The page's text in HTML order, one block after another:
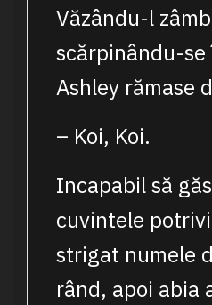
Văzându-l
scărpinându-se
Ashley rămase
– Koi, Koi.
Incapabil să
cuvintele
strigat numele
rând, apoi abia